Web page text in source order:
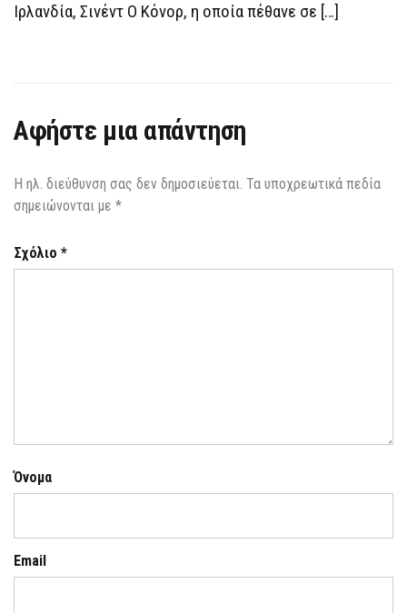
Ιρλανδία, Σινέντ Ο Κόνορ, η οποία πέθανε σε […]
Αφήστε μια απάντηση
Η ηλ. διεύθυνση σας δεν δημοσιεύεται. Τα υποχρεωτικά πεδία
σημειώνονται με *
Σχόλιο *
Όνομα
Email